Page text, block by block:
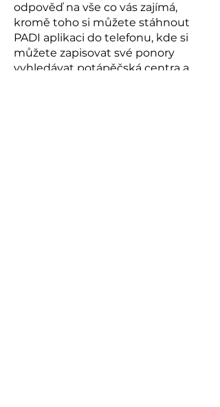
odpověď na vše co vás zajímá,
kromě toho si můžete stáhnout
PADI aplikaci do telefonu, kde si
můžete zapisovat své ponory
vyhledávat potápěčská centra a